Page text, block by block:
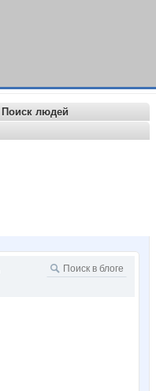
Поиск людей